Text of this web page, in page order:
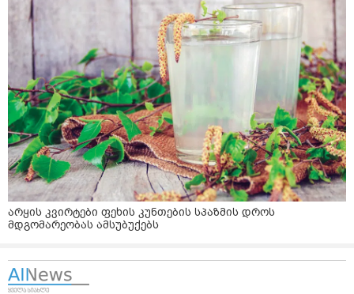
არყის კვირტები ფეხის კუნთების სპაზმის დროს
მდგომარეობას ამსუბუქებს